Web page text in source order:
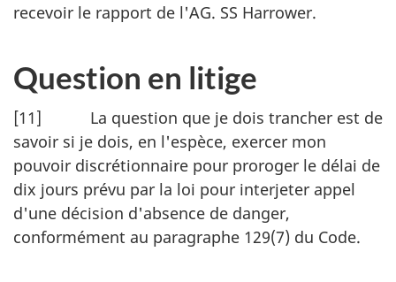
recevoir le rapport de l'AG. SS Harrower.
Question en litige
[11] La question que je dois trancher est de
savoir si je dois, en l'espèce, exercer mon
pouvoir discrétionnaire pour proroger le délai de
dix jours prévu par la loi pour interjeter appel
d'une décision d'absence de danger,
conformément au paragraphe 129(7) du Code.